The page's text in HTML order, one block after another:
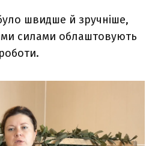
швидше й зручніше,
силами облаштовують